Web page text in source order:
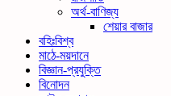
অর্থ-বাণিজ্য
শেয়ার বাজার
বহিঃবিশ্ব
মাঠে-ময়দানে
বিজ্ঞান-প্রযুক্তি
বিনোদন